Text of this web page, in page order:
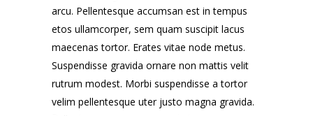
arcu. Pellentesque accumsan est in tempus
etos ullamcorper, sem quam suscipit lacus
maecenas tortor. Erates vitae node metus.
Suspendisse gravida ornare non mattis velit
rutrum modest. Morbi suspendisse a tortor
velim pellentesque uter justo magna gravida.